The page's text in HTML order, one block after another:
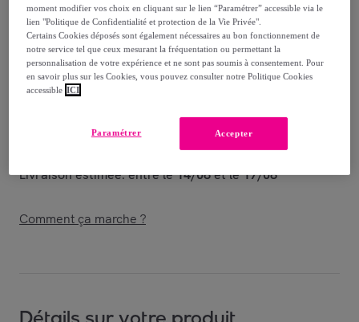
Bientôt épuisé
Livraison estimée: entre le14/08et le17/08
Comment ça marche ?
moment modifier vos choix en cliquant sur le lien “Paramétrer” accessible via le
lien "Politique de Confidentialité et protection de la Vie Privée".
Certains Cookies déposés sont également nécessaires au bon fonctionnement de
notre service tel que ceux mesurant la fréquentation ou permettant la
personnalisation de votre expérience et ne sont pas soumis à consentement. Pour
en savoir plus sur les Cookies, vous pouvez consulter notre Politique Cookies
accessible ICI
Accepter
Paramétrer